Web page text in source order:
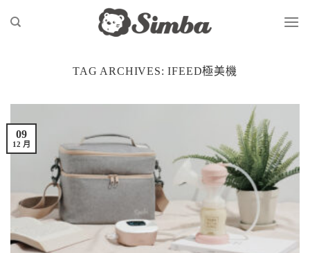
TAG ARCHIVES:IFEED極美機
09
12 月